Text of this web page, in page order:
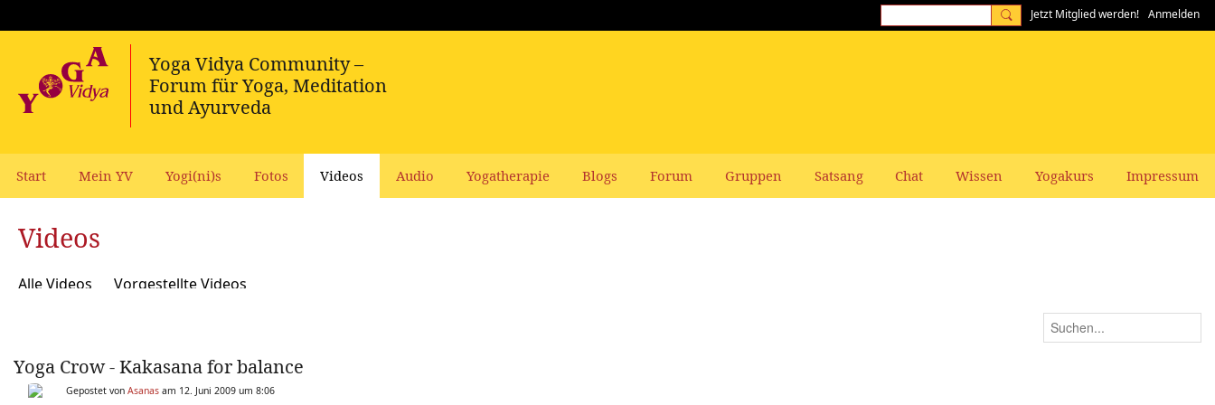
Jetzt Mitglied werden! Anmelden
Start Mein YV Yogi(ni)s Fotos Videos Audio Yogatherapie Blogs Forum Gruppen Satsang Chat Wissen Yogakurs Impressum
Videos
Alle Videos Vorgestellte Videos
Yoga Crow - Kakasana for balance
Gepostet von Asanas am 12. Juni 2009 um 8:06